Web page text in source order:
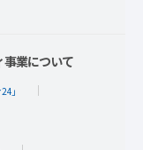
事業について
」